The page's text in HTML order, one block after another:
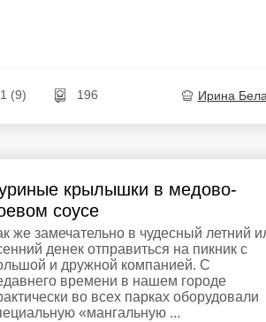
1 (9) 196 Ирина
крылышки в медово-
соусе
же замечательно в чудесный летний
денек отправиться на пикник с
и дружной компанией. С
времени в нашем городе
во всех парках оборудовали
«мангальную ...